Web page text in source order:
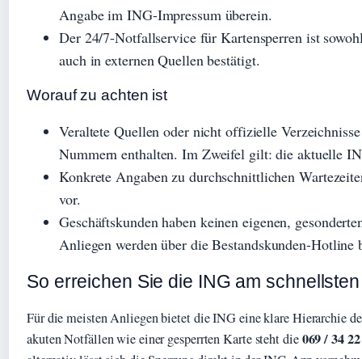
Angabe im ING-Impressum überein.
Der 24/7-Notfallservice für Kartensperren ist
auch in externen Quellen bestätigt.
Worauf zu achten ist
Veraltete Quellen oder nicht offizielle
Nummern enthalten. Im Zweifel gilt: die aktuelle
Konkrete Angaben zu durchschnittlichen
vor.
Geschäftskunden haben keinen eigenen,
Anliegen werden über die Bestandskunden-Hotline
So erreichen Sie die ING am schnellsten
Für die meisten Anliegen bietet die ING eine klare Hierarchie
akuten Notfällen wie einer gesperrten Karte steht die069 / 34